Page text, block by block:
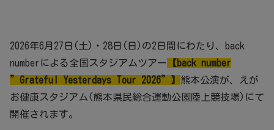
2026年6月27日(土)・28日(日)の2日間にわたり、back
numberによる全国スタジアムツアー 【back number
”Grateful Yesterdays Tour 2026”】 熊本公演が、えが
お健康スタジアム(熊本県民総合運動公園陸上競技場)にて
開催されます。